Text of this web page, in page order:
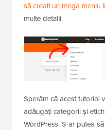
să creați un mega meniu
multe detalii.
Sperăm că acest tutorial
adăugați categorii și
WordPress. S-ar putea